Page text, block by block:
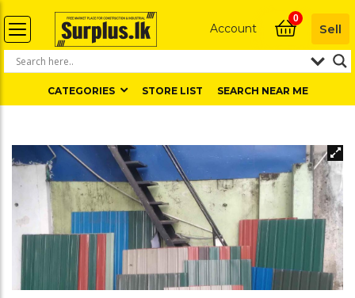
Account
0
Sell
CATEGORIES STORE LIST SEARCH NEAR ME